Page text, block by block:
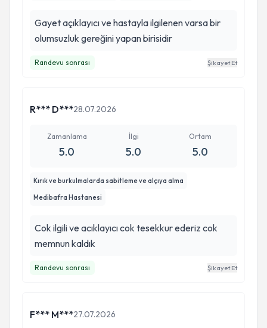
Gayet açıklayıcı ve hastayla ilgilenen varsa bir
olumsuzluk gereğini yapan birisidir
Randevu sonrası Şikayet Et
R*** D***28.07.2026
Zamanlama
5.0
İlgi
5.0
Ortam
5.0
Kırık ve burkulmalarda sabitleme ve alçıya alma
Medibafra Hastanesi
Cok ilgili ve acıklayıcı cok tesekkur ederiz cok
memnun kaldık
Randevu sonrası Şikayet Et
F*** M***27.07.2026